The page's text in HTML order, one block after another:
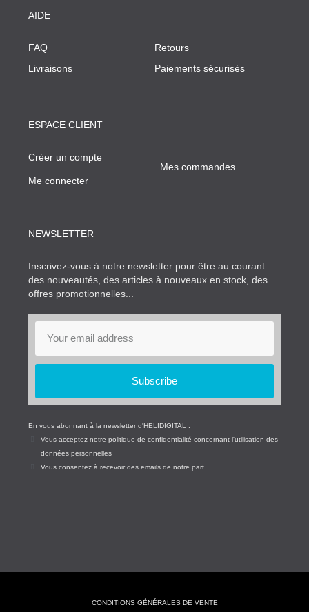
AIDE
FAQ
Livraisons
Retours
Paiements sécurisés
ESPACE CLIENT
Créer un compte
Me connecter
Mes commandes
NEWSLETTER
Inscrivez-vous à notre newsletter pour être au courant
des nouveautés, des articles à nouveaux en stock, des
offres promotionnelles...
Subscribe
En vous abonnant à la newsletter d'HELIDIGITAL :
Vous acceptez notre politique de confidentialité concernant l'utilisation des
données personnelles
Vous consentez à recevoir des emails de notre part
CONDITIONS GÉNÉRALES DE VENTE